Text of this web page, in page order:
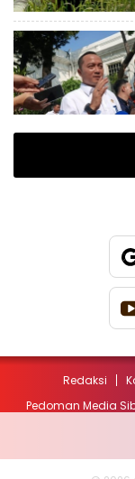
Redaksi
Pedoman Media